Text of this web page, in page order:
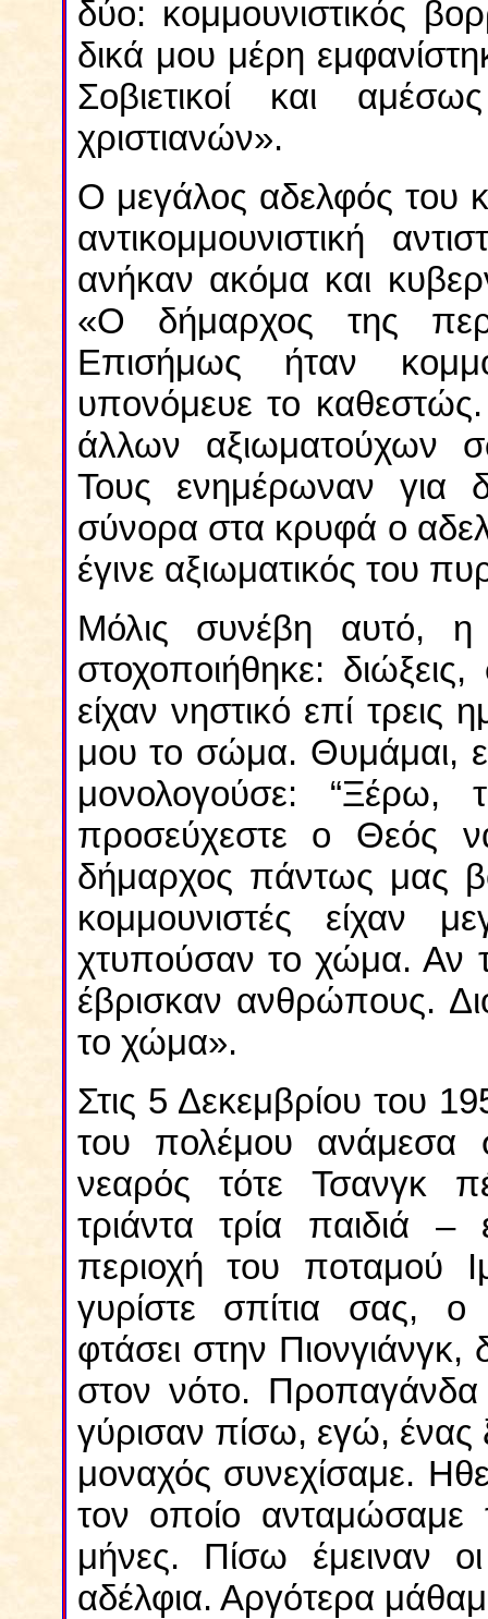
δύο: κομμουνιστικός
δικά μου μέρη
Σοβιετικοί και
χριστιανών».
Ο μεγάλος αδελφός του
αντικομμουνιστική
ανήκαν ακόμα και
«Ο δήμαρχος της
Επισήμως ήταν
υπονόμευε το
άλλων αξιωματούχων
Τους ενημέρωναν για
σύνορα στα κρυφά ο
έγινε αξιωματικός του
Μόλις συνέβη αυτό, η
στοχοποιήθηκε:
είχαν νηστικό επί
μου το σώμα. Θυμάμαι,
μονολογούσε: “Ξέρω,
προσεύχεστε ο Θεός
δήμαρχος πάντως μας
κομμουνιστές είχαν
χτυπούσαν το χώμα. Αν
έβρισκαν ανθρώπους.
το χώμα».
Στις 5 Δεκεμβρίου του
του πολέμου
νεαρός τότε Τσανγκ
τριάντα τρία παιδιά
περιοχή του ποταμού
γυρίστε σπίτια σας, ο
φτάσει στην
στον νότο. Προπαγάνδα
γύρισαν πίσω, εγώ, ένας
μοναχός συνεχίσαμε.
τον οποίο ανταμώσαμε
μήνες. Πίσω έμειναν
αδέλφια. Αργότερα